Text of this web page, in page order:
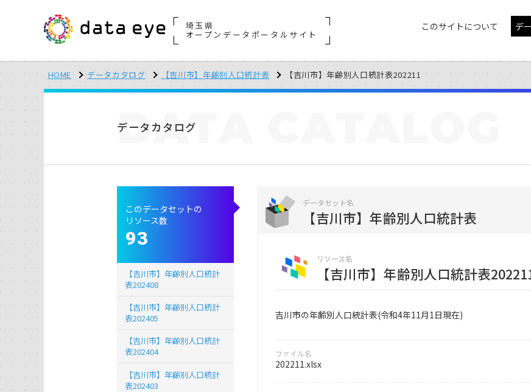
埼玉県
オープンデータポータルサイト
このサイトについて デ
HOME データカタログ 【吉川市】年齢別人口統計表 【吉川市】年齢別人口統計表202211
データカタログ
DATA
データセット名
【吉川市】年齢別人口統計表
リソース名
【吉川市】年齢別人口統計表
吉川市の年齢別人口統計表(令和4年11月1日現在)
ファイル名
202211.xlsx
このデータセットの
リソース数
93
【吉川市】年齢別人口統計
表202408
【吉川市】年齢別人口統計
表202405
【吉川市】年齢別人口統計
表202404
【吉川市】年齢別人口統計
表202403